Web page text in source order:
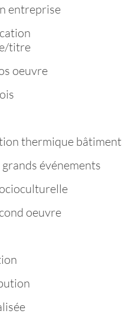
entreprise
titre
oeuvre
thermique bâtiment
événements
oeuvre